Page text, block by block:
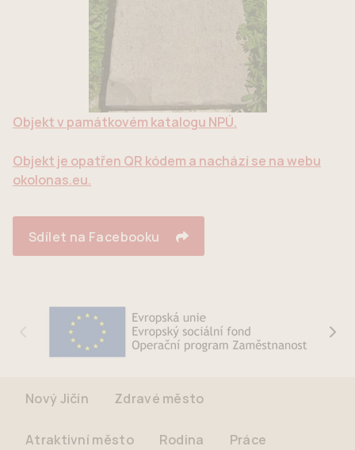
Objekt v památkovém katalogu NPÚ.
Objekt je opatřen QR kódem a nachází se na webu
okolonas.eu.
Sdílet na Facebooku
Nový Jičín Zdravé město
Atraktivní město Rodina Práce